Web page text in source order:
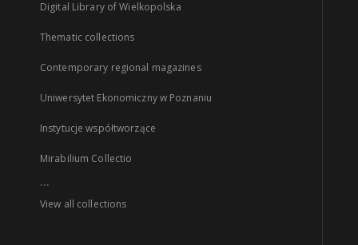
Digital Library of Wielkopolska
Thematic collections
Contemporary regional magazines
Uniwersytet Ekonomiczny w Poznaniu
Instytucje współtworzące
Mirabilium Collectio
...
View all collections